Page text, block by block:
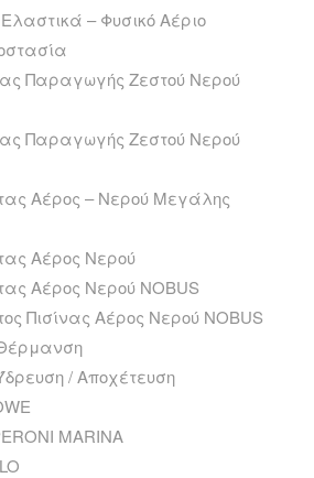
– Φυσικό Αέριο
Παραγωγής Ζεστού Νερού
Παραγωγής Ζεστού Νερού
Αέρος – Νερού Μεγάλης
Αέρος Νερού
Αέρος Νερού NOBUS
Πισίνας Αέρος Νερού NOBUS
/ Αποχέτευση
MARINA